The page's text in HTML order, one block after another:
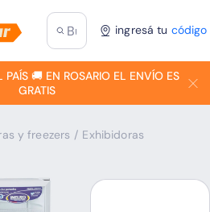
ingresá tu
🚚 EN ROSARIO EL ENVÍO ES
GRATIS
y freezers / Exhibidoras